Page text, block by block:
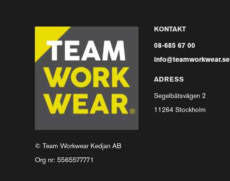
© Team Workwear Kedjan AB
Org nr: 5565577771
KONTAKT
08-685 67 00
info@teamworkwear.se
ADRESS
Segelbåtsvägen 2
11264 Stockholm